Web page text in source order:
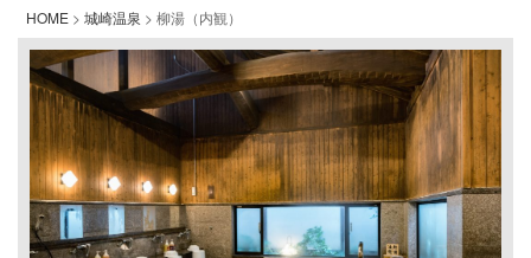
HOME > 城崎温泉 > 柳湯（内観）